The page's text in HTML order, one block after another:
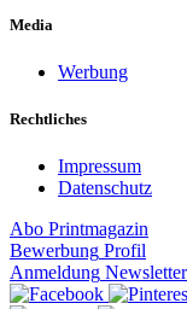
Media
Werbung
Rechtliches
Impressum
Datenschutz
Abo Printmagazin
Bewerbung Profil
Anmeldung Newsletter